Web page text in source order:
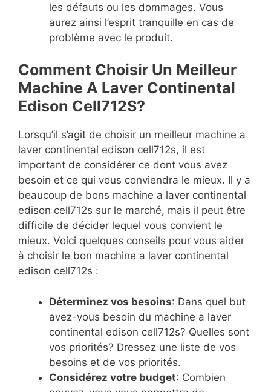
les défauts ou les dommages. Vous
aurez ainsi l’esprit tranquille en cas de
problème avec le produit.
Comment Choisir Un Meilleur
Machine A Laver Continental
Edison Cell712S?
Lorsqu’il s’agit de choisir un meilleur machine a
laver continental edison cell712s, il est
important de considérer ce dont vous avez
besoin et ce qui vous conviendra le mieux. Il y a
beaucoup de bons machine a laver continental
edison cell712s sur le marché, mais il peut être
difficile de décider lequel vous convient le
mieux. Voici quelques conseils pour vous aider
à choisir le bon machine a laver continental
edison cell712s :
Déterminez vos besoins: Dans quel but
avez-vous besoin du machine a laver
continental edison cell712s? Quelles sont
vos priorités? Dressez une liste de vos
besoins et de vos priorités.
Considérez votre budget: Combien